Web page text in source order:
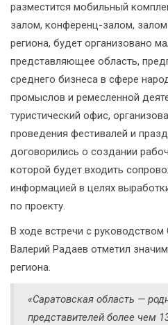
разместится мобильный
залом, конференц-залом,
региона, будет организовано
представляющее область,
среднего бизнеса в сфере
промыслов и ремесленной
туристический офис,
проведения фестивалей и
договорились о создании
которой будет входить
информацией в целях
по проекту.
В ходе встречи с
Валерий Радаев отметил
региона.
«Саратовская область —
представителей более чем